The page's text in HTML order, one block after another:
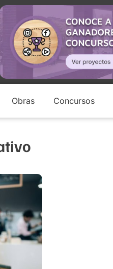
Obras Concursos